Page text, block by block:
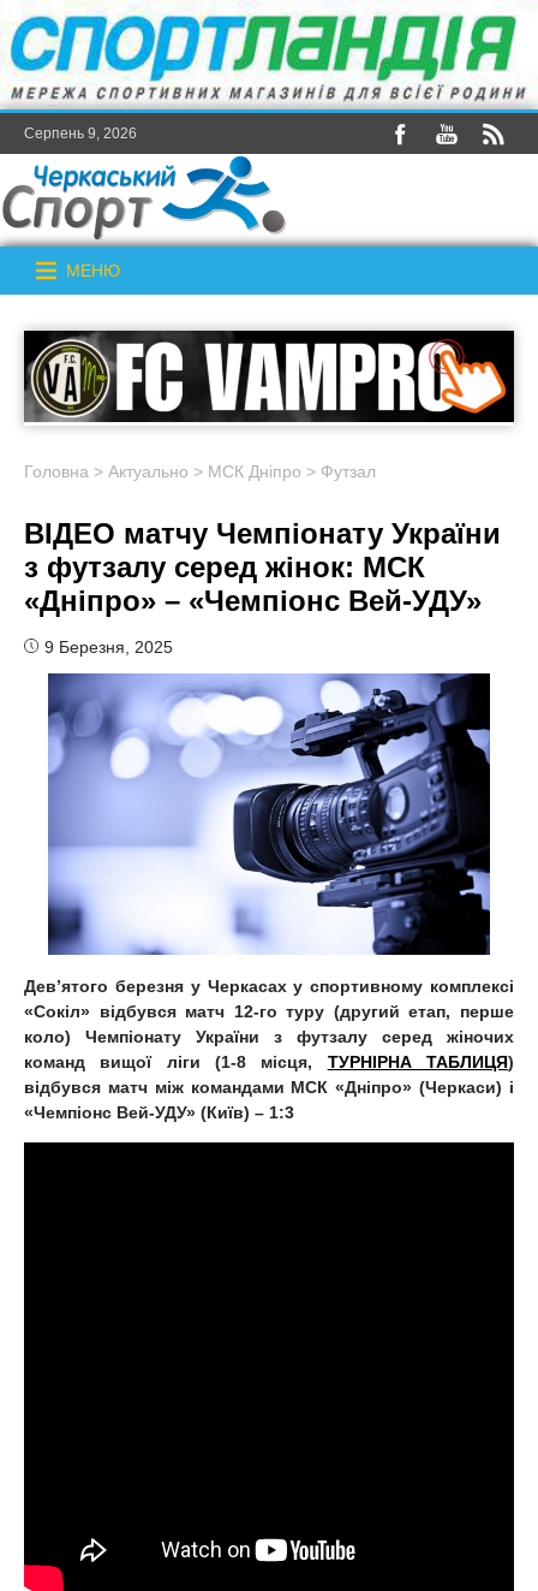
Серпень 9, 2026
МЕНЮ
Головна > Актуально > МСК Дніпро > Футзал
ВІДЕО матчу Чемпіонату України
з футзалу серед жінок: МСК
«Дніпро» – «Чемпіонс Вей-УДУ»
9 Березня, 2025
Дев’ятого березня у Черкасах у спортивному комплексі
«Сокіл» відбувся матч 12-го туру (другий етап, перше
коло) Чемпіонату України з футзалу серед жіночих
команд вищої ліги (1-8 місця, ТУРНІРНА ТАБЛИЦЯ)
відбувся матч між командами МСК «Дніпро» (Черкаси) і
«Чемпіонс Вей-УДУ» (Київ) – 1:3